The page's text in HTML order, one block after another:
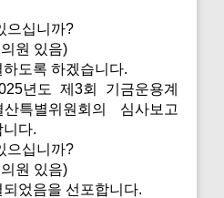
으십니까?
원 있음)
도록 하겠습니다.
년도 제3회 기금운용계
특별위원회의 심사보고
다.
으십니까?
원 있음)
었음을 선포합니다.